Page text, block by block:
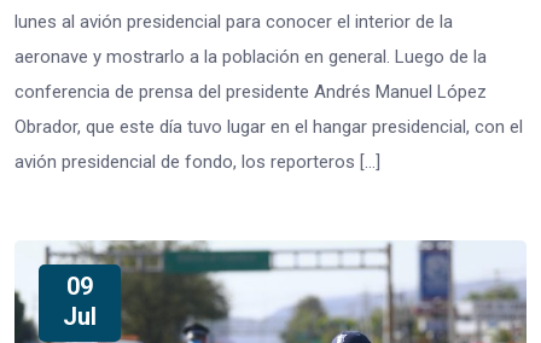
lunes al avión presidencial para conocer el interior de la
aeronave y mostrarlo a la población en general. Luego de la
conferencia de prensa del presidente Andrés Manuel López
Obrador, que este día tuvo lugar en el hangar presidencial, con el
avión presidencial de fondo, los reporteros […]
09
Jul